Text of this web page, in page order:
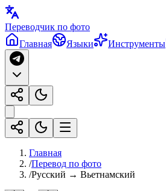
Переводчик по фото
Главная
Языки Инструменты
Главная
/Перевод по фото
/Русский → Вьетнамский